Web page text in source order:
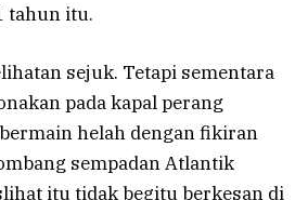
tahun itu.
sejuk. Tetapi sementara
pada kapal perang
helah dengan fikiran
sempadan Atlantik
itu tidak begitu berkesan di